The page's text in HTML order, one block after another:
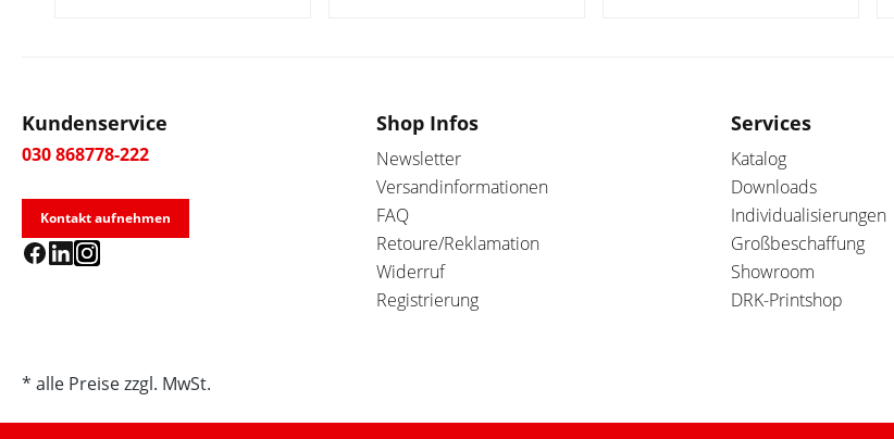
Kundenservice
030 868778-222
Kontakt aufnehmen
Shop Infos
Newsletter
Versandinformationen
FAQ
Retoure/Reklamation
Widerruf
Registrierung
Services
Katalog
Downloads
Individualisierungen
Großbeschaffung
Showroom
DRK-Printshop
* alle Preise zzgl. MwSt.